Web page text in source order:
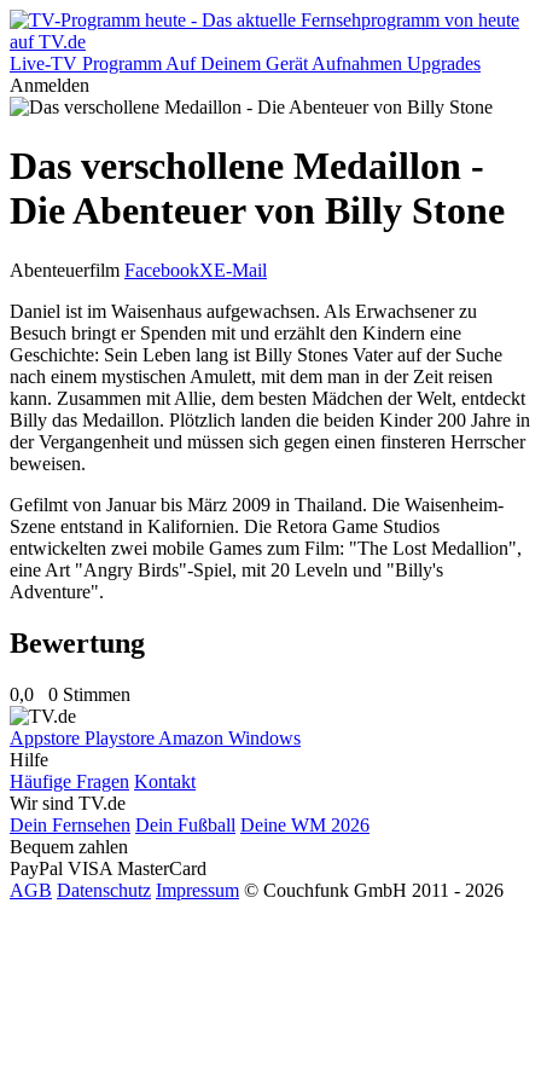
Live-TV Programm Auf Deinem Gerät Aufnahmen Upgrades
Anmelden
Das verschollene Medaillon -
Die Abenteuer von Billy Stone
Abenteuerfilm FacebookXE-Mail
Daniel ist im Waisenhaus aufgewachsen. Als Erwachsener zu
Besuch bringt er Spenden mit und erzählt den Kindern eine
Geschichte: Sein Leben lang ist Billy Stones Vater auf der Suche
nach einem mystischen Amulett, mit dem man in der Zeit reisen
kann. Zusammen mit Allie, dem besten Mädchen der Welt, entdeckt
Billy das Medaillon. Plötzlich landen die beiden Kinder 200 Jahre in
der Vergangenheit und müssen sich gegen einen finsteren Herrscher
beweisen.
Gefilmt von Januar bis März 2009 in Thailand. Die Waisenheim-
Szene entstand in Kalifornien. Die Retora Game Studios
entwickelten zwei mobile Games zum Film: "The Lost Medallion",
eine Art "Angry Birds"-Spiel, mit 20 Leveln und "Billy's
Adventure".
Bewertung
0,0 0 Stimmen
Appstore Playstore Amazon Windows
Hilfe
Häufige Fragen Kontakt
Wir sind TV.de
Dein Fernsehen Dein Fußball Deine WM 2026
Bequem zahlen
PayPal VISA MasterCard
AGB Datenschutz Impressum © Couchfunk GmbH 2011 - 2026